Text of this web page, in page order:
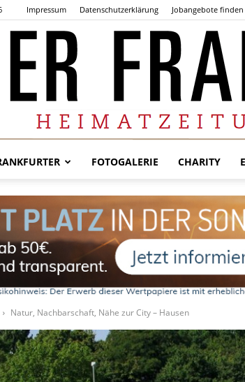
Impressum Datenschutzerklärung Jobangebote finden
FOTOGALERIE CHARITY
Natur, Nachbarschaft, Nähe zur City – Hausen